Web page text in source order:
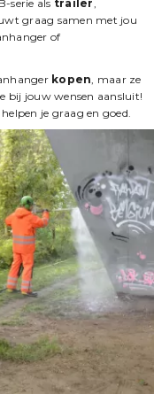
serie als trailer,
graag samen met jou
of
kopen , maar ze
bij jouw wensen aansluit!
je graag en goed.